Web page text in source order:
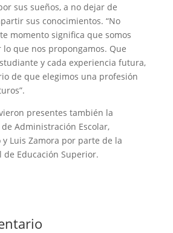
sus sueños, a no dejar de
sus conocimientos. “No
momento significa que somos
lo que nos propongamos. Que
y cada experiencia futura,
de que elegimos una profesión
presentes también la
Administración Escolar,
Luis Zamora por parte de la
de Educación Superior.